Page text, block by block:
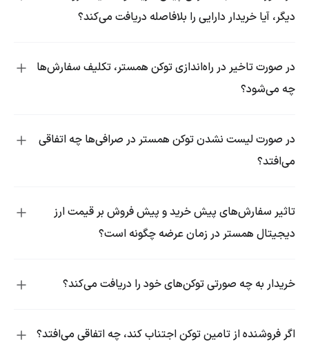
دیگر، آیا خریدار دارایی را بلافاصله دریافت می‌کند؟
در صورت تاخیر در راه‌اندازی توکن همستر، تکلیف سفارش‌ها
چه می‌شود؟
در صورت لیست نشدن توکن همستر در صرافی‌ها چه اتفاقی
می‌افتد؟
تاثیر سفارش‌های پیش خرید و پیش فروش بر قیمت ارز
دیجیتال همستر در زمان عرضه چگونه است؟
خریدار به چه صورتی توکن‌های خود را دریافت می‌کند؟
اگر فروشنده از تامین توکن‌ اجتناب کند، چه اتفاقی می‌افتد؟